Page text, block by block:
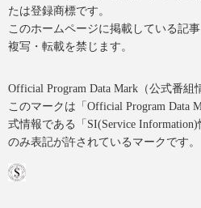
たは登録商標です。
このホームページに掲載している記
複写・転載を禁じます。
Official Program Data Mark（公式番組
このマークは「Official Program Data
式情報である「SI(Service
のみ表記が許されているマークです。